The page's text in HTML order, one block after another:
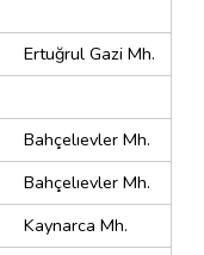
Ertuğrul Gazi Mh.
Bahçelıevler Mh.
Bahçelıevler Mh.
Kaynarca Mh.